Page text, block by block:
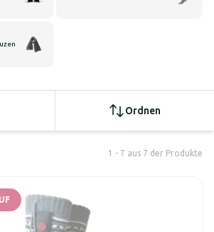
Ordnen
1 - 7 aus 7 der Produkte